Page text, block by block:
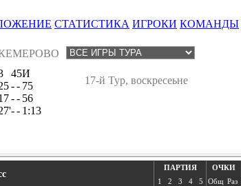
СТАТИСТИКА ИГРОКИ КОМАНДЫ
17-й Тур, воскресеьне
45И
-- 75
-- 56
-- 1:13
ПАРТИЯ ОЧКИ
1
2 3 4 5 Общ Раз